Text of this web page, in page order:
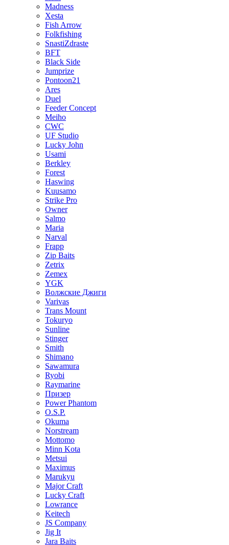
Madness
Xesta
Fish Arrow
Folkfishing
SnastiZdraste
BFT
Black Side
Jumprize
Pontoon21
Ares
Duel
Feeder Concept
Meiho
CWC
UF Studio
Lucky John
Usami
Berkley
Forest
Haswing
Kuusamo
Strike Pro
Owner
Salmo
Maria
Narval
Frapp
Zip Baits
Zetrix
Zemex
YGK
Волжские Джиги
Varivas
Trans Mount
Tokuryo
Sunline
Stinger
Smith
Shimano
Sawamura
Ryobi
Raymarine
Призер
Power Phantom
O.S.P.
Okuma
Norstream
Mottomo
Minn Kota
Metsui
Maximus
Marukyu
Major Craft
Lucky Craft
Lowrance
Keitech
JS Company
Jig It
Jara Baits